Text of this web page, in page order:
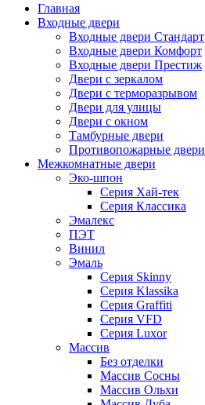
Главная
Входные двери
Входные двери Стандарт
Входные двери Комфорт
Входные двери Престиж
Двери с зеркалом
Двери с терморазрывом
Двери для улицы
Двери с окном
Тамбурные двери
Противопожарные двери
Межкомнатные двери
Эко-шпон
Серия Хай-тек
Серия Классика
Эмалекс
ПЭТ
Винил
Эмаль
Серия Skinny
Серия Klassika
Серия Graffiti
Серия VFD
Серия Luxor
Массив
Без отделки
Массив Сосны
Массив Ольхи